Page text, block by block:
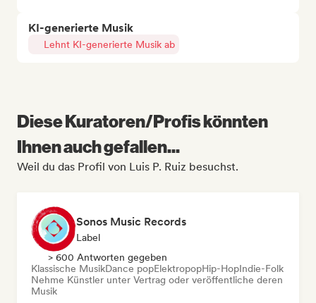
KI-generierte Musik
Lehnt KI-generierte Musik ab
Diese Kuratoren/Profis könnten
Ihnen auch gefallen...
Weil du das Profil von Luis P. Ruiz besuchst.
Sonos Music Records
Label
> 600 Antworten gegeben
Klassische MusikDance popElektropopHip-HopIndie-Folk
Nehme Künstler unter Vertrag oder veröffentliche deren
Musik